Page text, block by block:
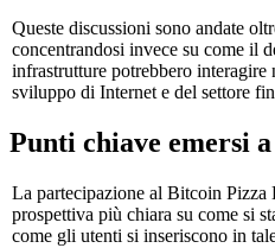
Queste discussioni sono andate
concentrandosi invece su come il
infrastrutture potrebbero interagire
sviluppo di Internet e del settore
Punti chiave emersi
La partecipazione al Bitcoin Pizza
prospettiva più chiara su come si
come gli utenti si inseriscono in